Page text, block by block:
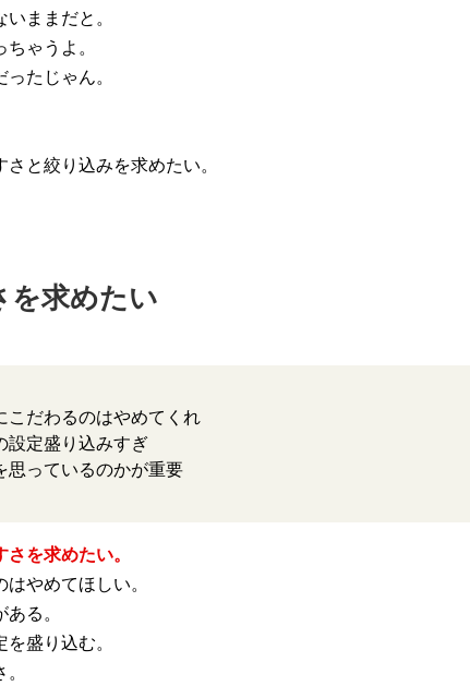
ままだと。
ゃうよ。
たじゃん。
と絞り込みを求めたい。
を求めたい
こだわるのはやめてくれ
設定盛り込みすぎ
思っているのかが重要
を求めたい。
やめてほしい。
る。
盛り込む。